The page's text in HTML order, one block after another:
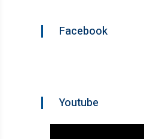
Facebook
Youtube